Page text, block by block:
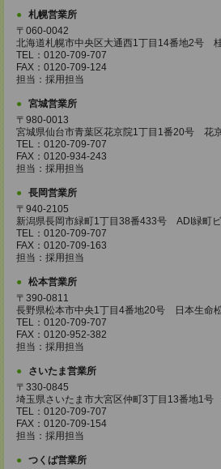
札幌営業所
〒060-0042
北海道札幌市中央区大通西1丁目14番地2号
TEL：0120-709-707
FAX：0120-709-124
担当：採用担当
宮城営業所
〒980-0013
宮城県仙台市青葉区花京院1丁目1番20号 花
TEL：0120-709-707
FAX：0120-934-243
担当：採用担当
長岡営業所
〒940-2105
新潟県長岡市緑町1丁目38番433号 ADI緑町
TEL：0120-709-707
FAX：0120-709-163
担当：採用担当
松本営業所
〒390-0811
長野県松本市中央1丁目4番地20号 日本生命
TEL：0120-709-707
FAX：0120-952-382
担当：採用担当
さいたま営業所
〒330-0845
埼玉県さいたま市大宮区仲町3丁目13番地1
TEL：0120-709-707
FAX：0120-709-154
担当：採用担当
つくば営業所